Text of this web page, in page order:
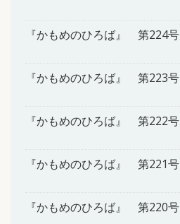
『かもめのひろば』 第224号
『かもめのひろば』 第223号
『かもめのひろば』 第222号
『かもめのひろば』 第221号
『かもめのひろば』 第220号